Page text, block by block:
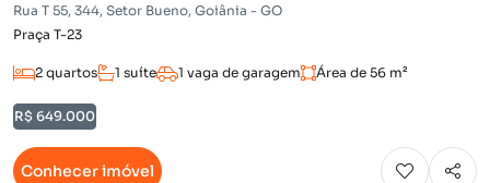
Rua T 55, 344, Setor Bueno, Goiânia - GO
Praça T-23
2 quartos 1 suíte 1 vaga de garagem Área de 56 m²
R$ 649.000
Conhecer imóvel